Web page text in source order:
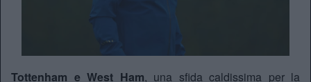
Tottenham e West Ham, una sfida caldissima per la